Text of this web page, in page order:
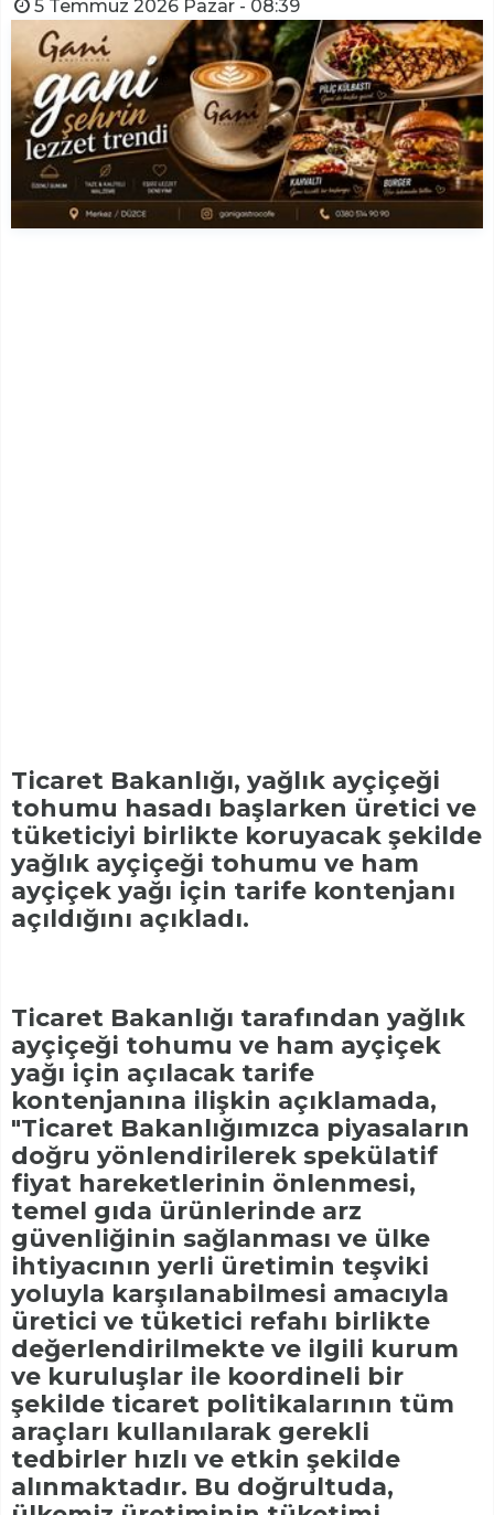
5 Temmuz 2026 Pazar - 08:39
Ticaret Bakanlığı, yağlık ayçiçeği
tohumu hasadı başlarken üretici ve
tüketiciyi birlikte koruyacak şekilde
yağlık ayçiçeği tohumu ve ham
ayçiçek yağı için tarife kontenjanı
açıldığını açıkladı.
Ticaret Bakanlığı tarafından yağlık
ayçiçeği tohumu ve ham ayçiçek
yağı için açılacak tarife
kontenjanına ilişkin açıklamada,
"Ticaret Bakanlığımızca piyasaların
doğru yönlendirilerek spekülatif
fiyat hareketlerinin önlenmesi,
temel gıda ürünlerinde arz
güvenliğinin sağlanması ve ülke
ihtiyacının yerli üretimin teşviki
yoluyla karşılanabilmesi amacıyla
üretici ve tüketici refahı birlikte
değerlendirilmekte ve ilgili kurum
ve kuruluşlar ile koordineli bir
şekilde ticaret politikalarının tüm
araçları kullanılarak gerekli
tedbirler hızlı ve etkin şekilde
alınmaktadır. Bu doğrultuda,